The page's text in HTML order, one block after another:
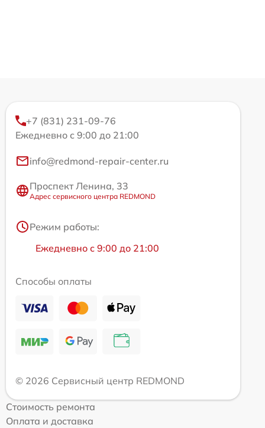
+7 (831) 231-09-76
Ежедневно с 9:00 до 21:00
info@redmond-repair-center.ru
Проспект Ленина, 33
Адрес сервисного центра REDMOND
Режим работы:
Ежедневно с 9:00 до 21:00
Способы оплаты
© 2026 Сервисный центр REDMOND
Стоимость ремонта
Оплата и доставка